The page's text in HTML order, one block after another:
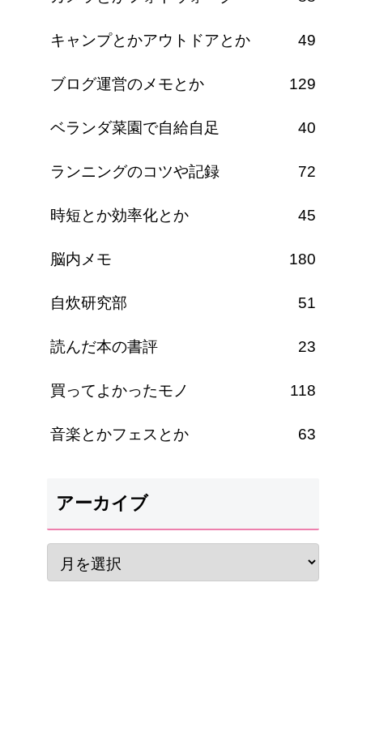
キャンプとかアウトドアとか 49
ブログ運営のメモとか 129
ベランダ菜園で自給自足 40
ランニングのコツや記録 72
時短とか効率化とか 45
脳内メモ 180
自炊研究部 51
読んだ本の書評 23
買ってよかったモノ 118
音楽とかフェスとか 63
アーカイブ